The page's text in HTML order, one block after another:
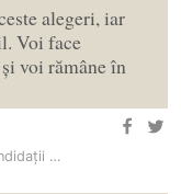
alegeri, iar
Voi face
voi rămâne în
Blocul Alternativa și-a înregistrat candidații pentru alegerile…